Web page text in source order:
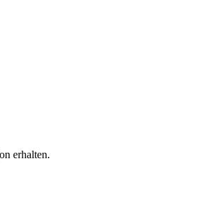
erhalten.